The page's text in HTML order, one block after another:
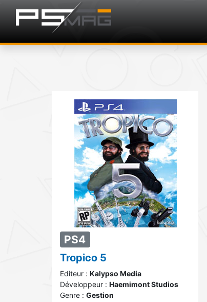
PS4
Tropico 5
Editeur : Kalypso Media
Développeur : Haemimont Studios
Genre : Gestion